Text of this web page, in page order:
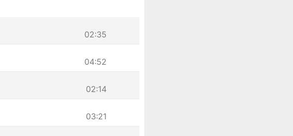
02:35
04:52
02:14
03:21